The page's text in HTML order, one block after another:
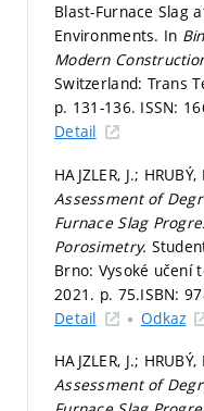
Blast-Furnace Slag
Environments. In
Modern
Switzerland: Trans
p. 131-136. ISSN:
Detail
HAJZLER, J.;
Assessment of
Furnace Slag
Porosimetry.
Brno: Vysoké učení
2021. p. 75.ISBN:
Detail
Odkaz
HAJZLER, J.;
Assessment of